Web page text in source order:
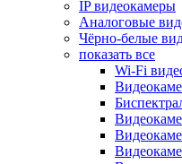
IP видеокамеры
Аналоговые
Чёрно-белые
показать все
Wi-Fi